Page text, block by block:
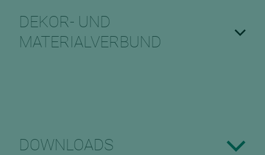
DEKOR- UND
MATERIALVERBUND
DOWNLOADS